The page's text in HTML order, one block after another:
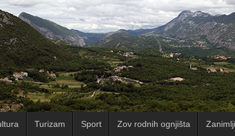
Turizam Sport Zov rodnih ognjišta